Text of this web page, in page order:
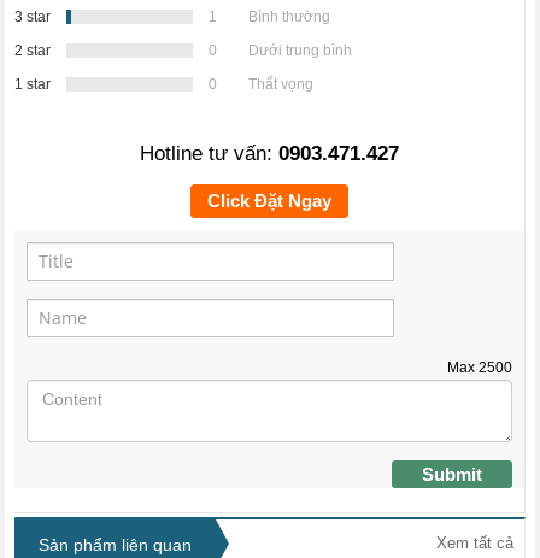
3 star
1
Bình thường
2 star
0
Dưới trung bình
1 star
0 Thất vọng
Hotline tư vấn: 0903.471.427
Click Đặt Ngay
Max 2500
Submit
Sản phẩm liên quan Xem tất cả